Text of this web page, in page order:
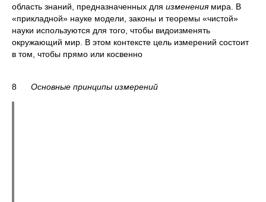
область знаний, предназначенных для изменениямира. В
«прикладной» науке модели, законы и теоремы «чис­той»
науки используются для того, чтобы видоизменять
окружающий мир. В этом контексте цель измерений состоит
в том, чтобы прямо или косвенно
8 Основные принципы измерений